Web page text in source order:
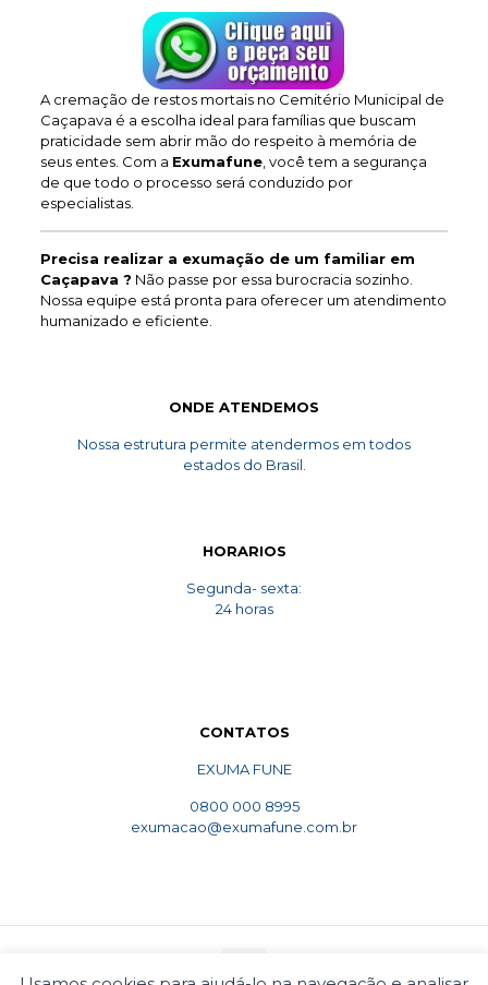
A cremação de restos mortais no Cemitério Municipal de
Caçapava é a escolha ideal para famílias que buscam
praticidade sem abrir mão do respeito à memória de
seus entes. Com a Exumafune, você tem a segurança
de que todo o processo será conduzido por
especialistas.
Precisa realizar a exumação de um familiar em
Caçapava ? Não passe por essa burocracia sozinho.
Nossa equipe está pronta para oferecer um atendimento
humanizado e eficiente.
ONDE ATENDEMOS
Nossa estrutura permite atendermos em todos
estados do Brasil.
HORARIOS
Segunda- sexta:
24 horas
CONTATOS
EXUMA FUNE
0800 000 8995
exumacao@exumafune.com.br